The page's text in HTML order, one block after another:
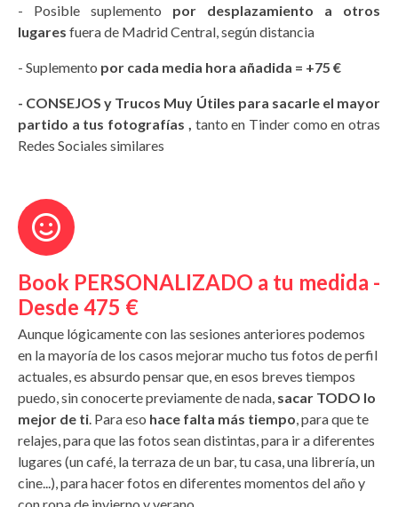
- Posible suplemento por desplazamiento a otros
lugares fuera de Madrid Central, según distancia
- Suplemento por cada media hora añadida = +75 €
- CONSEJOS y Trucos Muy Útiles para sacarle el mayor
partido a tus fotografías ,
tanto en Tinder como en otras
Redes Sociales similares
Book PERSONALIZADO a tu medida -
Desde 475 €
Aunque lógicamente con las sesiones anteriores podemos
en la mayoría de los casos mejorar mucho tus fotos de perfil
actuales, es absurdo pensar que, en esos breves tiempos
puedo, sin conocerte previamente de nada, sacar TODO lo
mejor de ti . Para eso hace falta más tiempo , para que te
relajes, para que las fotos sean distintas, para ir a diferentes
lugares (un café, la terraza de un bar, tu casa, una librería, un
cine...), para hacer fotos en diferentes momentos del año y